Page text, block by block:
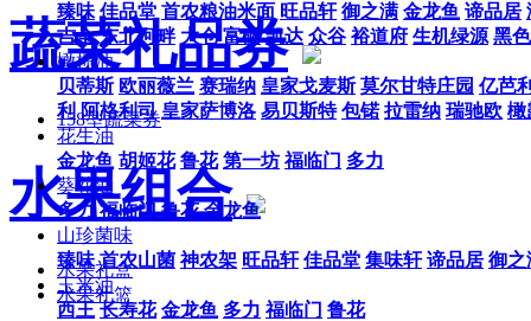
臻味 佳品堂 首农粮油米面 旺品轩 御之满 金龙鱼 谛品居
吉全 东北河畔 大仓 富硒 凯达 众谷 裕道府 生机绿源 黑
橄榄油
贝蒂斯 欧丽薇兰 赛瑞纳 皇家戈麦斯 莫尔甘特庄园 亿芭
利 阿格利司 皇家萨博洛 易贝斯特 包锘 拉雷纳 瑞驰欧 橄
花生油
金龙鱼 胡姬花 鲁花 第一坊 福临门 多力
葵花油
多力 福临门 鲁花 金龙鱼
山珍菌味
臻味 首农山菌 神农架 旺品轩 佳品堂 集味轩 谛品居 御之
玉米油
西王 长寿花 金龙鱼 多力 福临门 鲁花
蔬菜礼品券
158型蔬菜券
水果组合
水果礼盒
水果礼篮